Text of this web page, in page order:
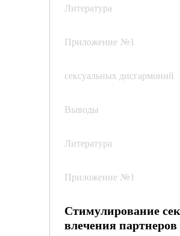
Литература
Приложение №1
сексуальных дисгармоний
Выводы
Литература
Приложение №1
Стимулирование
влечения партнеров